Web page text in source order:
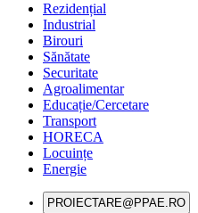
Rezidențial
Industrial
Birouri
Sănătate
Securitate
Agroalimentar
Educație/Cercetare
Transport
HORECA
Locuințe
Energie
PROIECTARE@PPAE.RO